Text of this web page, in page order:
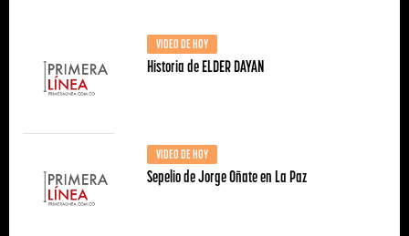
VIDEO DE HOY
Historia de ELDER DAYAN
VIDEO DE HOY
Sepelio de Jorge Oñate en La Paz